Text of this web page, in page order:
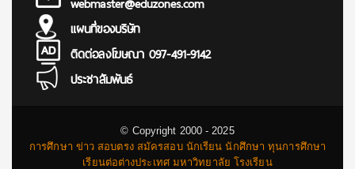
แผนที่ของบริษัท
ติดต่อลงโฆษณา 097-491-9142
ประชาสัมพันธ์
© Copyright 2000 - 2025
การศึกษา ข่าว สอบตรง สมัครสอบ นักเรียน นักศึกษา ทุนการศึกษา
เรียนต่อต่างประเทศ มหาวิทยาลัย โรงเรียน